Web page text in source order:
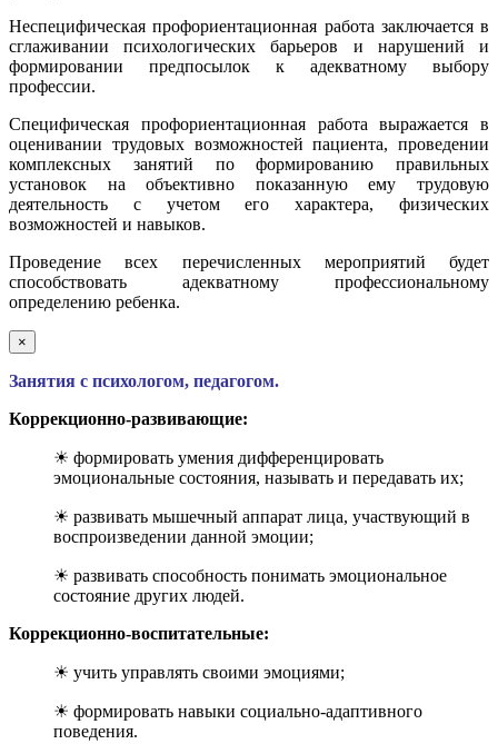
Неспецифическая профориентационная работа заключается в
сглаживании психологических барьеров и нарушений и
формировании предпосылок к адекватному выбору
профессии.
Специфическая профориентационная работа выражается в
оценивании трудовых возможностей пациента, проведении
комплексных занятий по формированию правильных
установок на объективно показанную ему трудовую
деятельность с учетом его характера, физических
возможностей и навыков.
Проведение всех перечисленных мероприятий будет
способствовать адекватному профессиональному
определению ребенка.
×
Занятия с психологом, педагогом.
Коррекционно-развивающие:
☀ формировать умения дифференцировать
эмоциональные состояния, называть и передавать их;
☀ развивать мышечный аппарат лица, участвующий в
воспроизведении данной эмоции;
☀ развивать способность понимать эмоциональное
состояние других людей.
Коррекционно-воспитательные:
☀ учить управлять своими эмоциями;
☀ формировать навыки социально-адаптивного
поведения.